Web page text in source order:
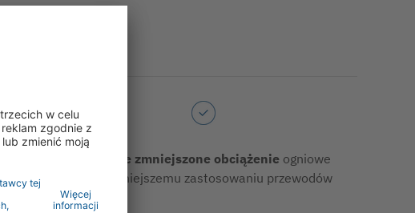
Znacznie zmniejszone obciążenie ogniowe
dzięki mniejszemu zastosowaniu przewodów